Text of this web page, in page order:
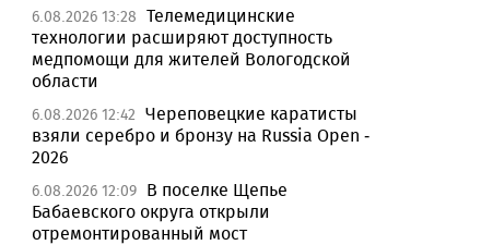
6.08.2026 13:28 Телемедицинские
технологии расширяют доступность
медпомощи для жителей Вологодской
области
6.08.2026 12:42 Череповецкие каратисты
взяли серебро и бронзу на Russia Open -
2026
6.08.2026 12:09 В поселке Щепье
Бабаевского округа открыли
отремонтированный мост